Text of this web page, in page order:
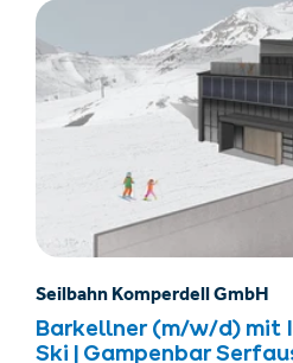
Seilbahn Komperdell GmbH
Barkellner (m/w/d) mit
Ski | Gampenbar